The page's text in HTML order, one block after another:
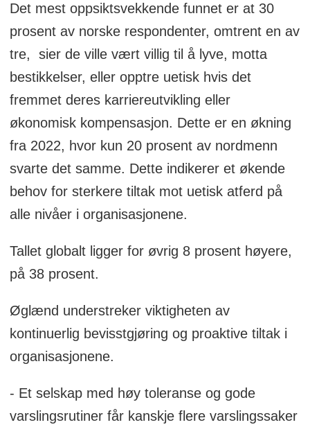
Det mest oppsiktsvekkende funnet er at 30
prosent av norske respondenter, omtrent en av
tre, sier de ville vært villig til å lyve, motta
bestikkelser, eller opptre uetisk hvis det
fremmet deres karriereutvikling eller
økonomisk kompensasjon. Dette er en økning
fra 2022, hvor kun 20 prosent av nordmenn
svarte det samme. Dette indikerer et økende
behov for sterkere tiltak mot uetisk atferd på
alle nivåer i organisasjonene.
Tallet globalt ligger for øvrig 8 prosent høyere,
på 38 prosent.
Øglænd understreker viktigheten av
kontinuerlig bevisstgjøring og proaktive tiltak i
organisasjonene.
- Et selskap med høy toleranse og gode
varslingsrutiner får kanskje flere varslingssaker